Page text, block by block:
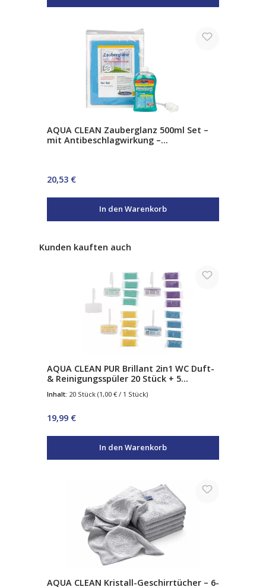
AQUA CLEAN Zauberglanz 500ml Set –
mit Antibeschlagwirkung –
Regulärer Preis:
20,53 €
In den Warenkorb
Produktgalerie überspringen
Kunden kauften auch
AQUA CLEAN PUR Brillant 2in1 WC Duft-
& Reinigungsspüler 20 Stück + 5
Inhalt: 20 Stück (1,00 € / 1 Stück)
Regulärer Preis:
19,99 €
In den Warenkorb
AQUA CLEAN Kristall-Geschirrtücher – 6-